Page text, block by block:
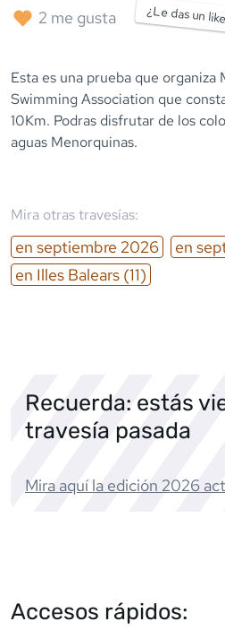
2 me gusta ¿Le das un
Esta es una prueba que organiza
Swimming Association que
10Km. Podras disfrutar de los
aguas Menorquinas.
Mira otras travesías:
en septiembre 2026 en
en Illes Balears (11)
Recuerda: estás
travesía pasada
Mira aquí la edición 2026
Accesos rápidos: